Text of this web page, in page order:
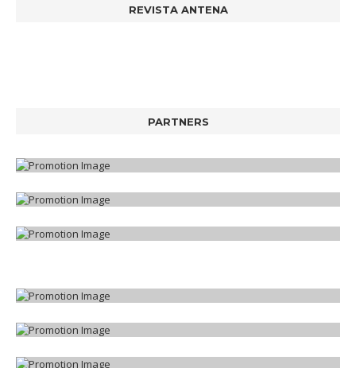
REVISTA ANTENA
PARTNERS